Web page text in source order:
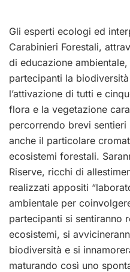
Gli esperti ecologi ed
Carabinieri Forestali,
di educazione
partecipanti la
l’attivazione di tutti e
flora e la vegetazione
percorrendo brevi
anche il particolare
ecosistemi forestali.
Riserve, ricchi di
realizzati appositi
ambientale per
partecipanti si sentiranno
ecosistemi, si
biodiversità e si
maturando così uno